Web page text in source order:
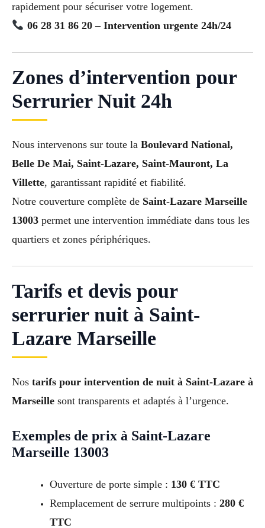
rapidement pour sécuriser votre logement.
06 28 31 86 20 – Intervention urgente 24h/24
Zones d’intervention pour
Serrurier Nuit 24h
Nous intervenons sur toute la Boulevard National,
Belle De Mai, Saint-Lazare, Saint-Mauront, La
Villette, garantissant rapidité et fiabilité.
Notre couverture complète de Saint-Lazare Marseille
13003 permet une intervention immédiate dans tous les
quartiers et zones périphériques.
Tarifs et devis pour
serrurier nuit à Saint-
Lazare Marseille
Nos tarifs pour intervention de nuit à Saint-Lazare à
Marseille sont transparents et adaptés à l’urgence.
Exemples de prix à Saint-Lazare
Marseille 13003
Ouverture de porte simple : 130 € TTC
Remplacement de serrure multipoints : 280 €
TTC